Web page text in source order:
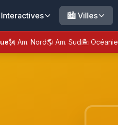
Interactives 🏙️ Villes
🗽 Am. Nord🌎 Am. Sud🏝️ Océanie